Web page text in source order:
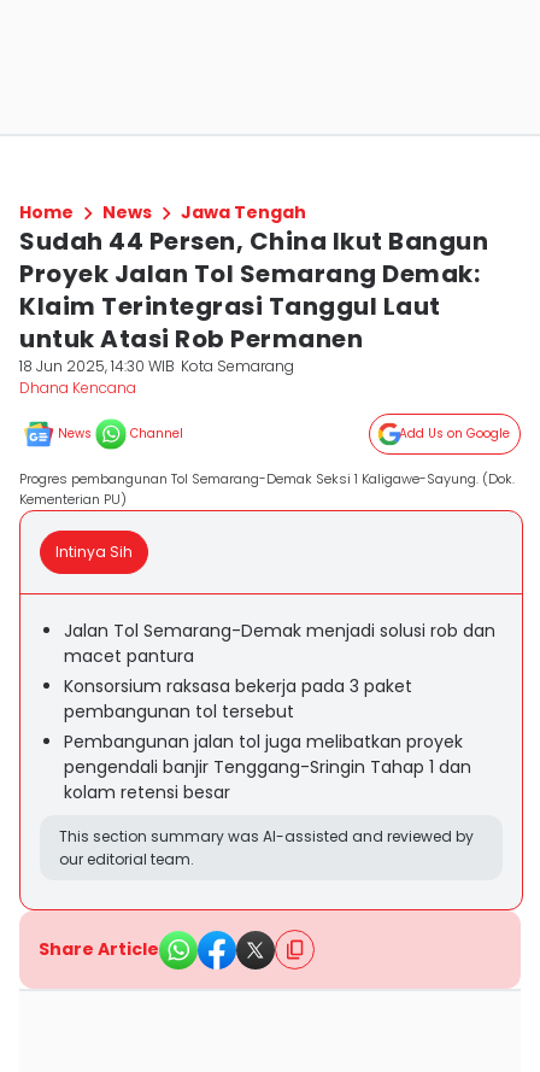
Home News Jawa Tengah
Sudah 44 Persen, China Ikut Bangun
Proyek Jalan Tol Semarang Demak:
Klaim Terintegrasi Tanggul Laut
untuk Atasi Rob Permanen
18 Jun 2025, 14:30 WIB Kota Semarang
Dhana Kencana
News Channel Add Us on Google
Progres pembangunan Tol Semarang-Demak Seksi 1 Kaligawe-Sayung. (Dok.
Kementerian PU)
Intinya Sih
Jalan Tol Semarang-Demak menjadi solusi rob dan
macet pantura
Konsorsium raksasa bekerja pada 3 paket
pembangunan tol tersebut
Pembangunan jalan tol juga melibatkan proyek
pengendali banjir Tenggang-Sringin Tahap 1 dan
kolam retensi besar
This section summary was AI-assisted and reviewed by
our editorial team.
Share Article